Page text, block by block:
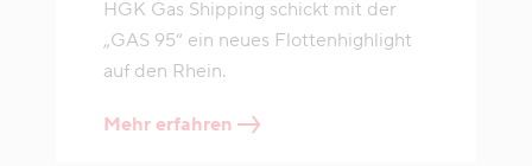
HGK Gas Shipping schickt mit der
„GAS 95“ ein neues Flottenhighlight
auf den Rhein.
Mehr erfahren